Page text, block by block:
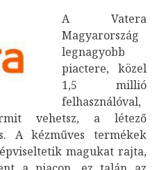
A Vatera
Magyarország
legnagyobb
piactere, közel
1,5 millió
felhasználóval,
vehetsz, a létező
A kézműves termékek
magukat rajta,